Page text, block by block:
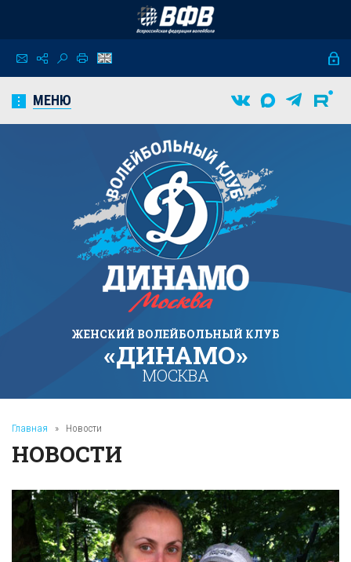
МЕНЮ
ЖЕНСКИЙ ВОЛЕЙБОЛЬНЫЙ КЛУБ
«ДИНАМО»
МОСКВА
Главная » Новости
НОВОСТИ